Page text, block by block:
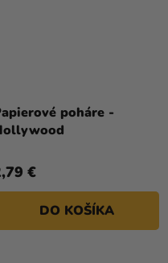
poháre -
€
DO KOŠÍKA